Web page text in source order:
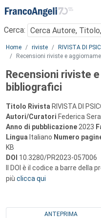
Menu
Cerca:
Main content
Home riviste RIVISTA DI
Recensioni riviste e
Recensioni riviste
bibliografici
Titolo Rivista RIVISTA DI
Autori/Curatori Federica
Anno di pubblicazione 2023
Lingua Italiano Numero
KB
DOI 10.3280/PR2023-057006
Il DOI è il codice a barre
più clicca qui
ANTEPRIMA